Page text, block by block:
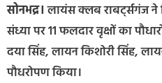
सोनभद्र।लायंस क्लब राबर्ट्सगंज ने
संध्या पर 11 फलदार वृक्षों का
दया सिंह, लायन किशोरी सिंह,
पौधरोपण किया।